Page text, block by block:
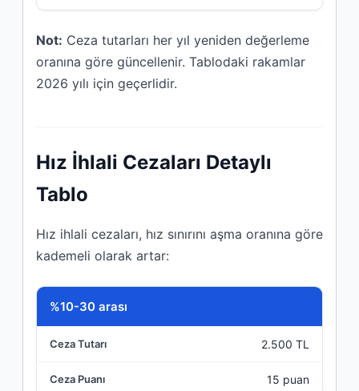
Not: Ceza tutarları her yıl yeniden değerleme
oranına göre güncellenir. Tablodaki rakamlar
2026 yılı için geçerlidir.
Hız İhlali Cezaları Detaylı
Tablo
Hız ihlali cezaları, hız sınırını aşma oranına göre
kademeli olarak artar:
Hız Aşımı Oranı
Ceza Tutarı
Ceza Puanı
%10-30 arası
2.500 TL
15 puan